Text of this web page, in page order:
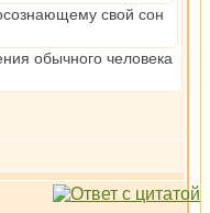
свой сон
обычного человека